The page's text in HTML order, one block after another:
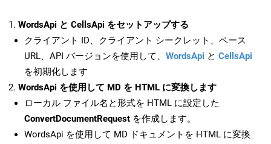
WordsApi と CellsApi をセットアップする
クライアント ID、クライアント シークレット、ベース
URL、API バージョンを使用して、 WordsApi と CellsApi
を初期化します
WordsApi を使用して MD を HTML に変換します
ローカル ファイル名と形式を HTML に設定した
ConvertDocumentRequest を作成します。
WordsApi を使用して MD ドキュメントを HTML に変換